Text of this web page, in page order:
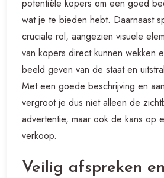
potentiële kopers om een goed
wat je te bieden hebt. Daarnaast
cruciale rol, aangezien visuele
van kopers direct kunnen wekken
beeld geven van de staat en
Met een goede beschrijving en
vergroot je dus niet alleen de
advertentie, maar ook de kans op
verkoop.
Veilig afspreken